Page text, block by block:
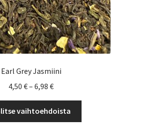
Earl Grey Jasmiini
4,50 €– 6,98 €Hintaluokka:
-
6,98 €
vaihtoehdoista